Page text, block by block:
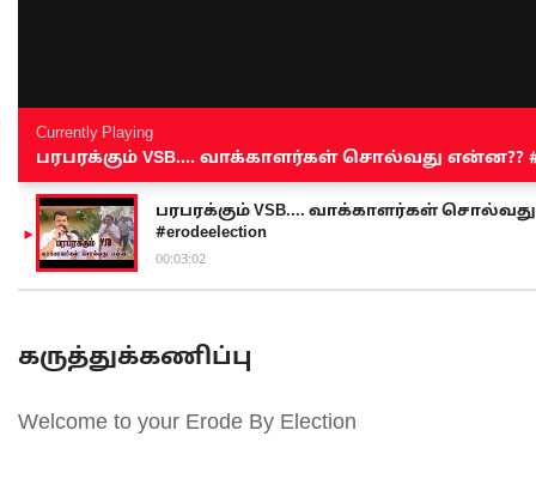
Currently Playing
பரபரக்கும் VSB.... வாக்காளர்கள் சொல்வது என்ன??
பரபரக்கும் VSB.... வாக்காளர்கள் சொல்வது
#erodeelection
00:03:02
கருத்துக்கணிப்பு
Welcome to your Erode By Election